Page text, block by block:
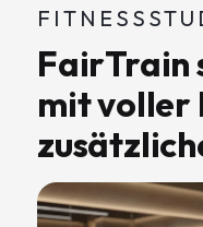
FairTrain
mit voller